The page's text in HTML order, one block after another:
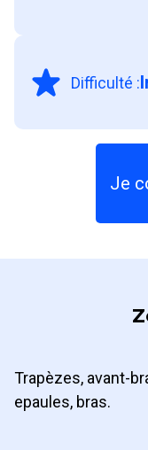
Difficulté :
Je
Trapèzes, avant-
epaules, bras.